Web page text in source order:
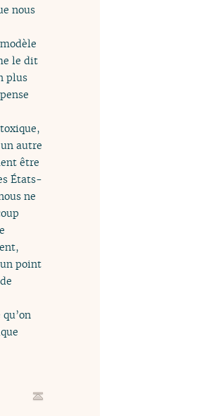
nous
le dit
plus
autre
être
États-
ne
point